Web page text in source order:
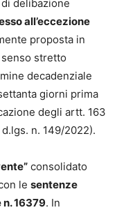
di diritto e
Journal of
dell’Emilia
internazionalisti, ha
in materia di diritto
delibazione
all’eccezione
proposta in
stretto
decadenziale
giorni prima
degli artt. 163
n. 149/2022).
consolidato
le sentenze
n. 16379. In